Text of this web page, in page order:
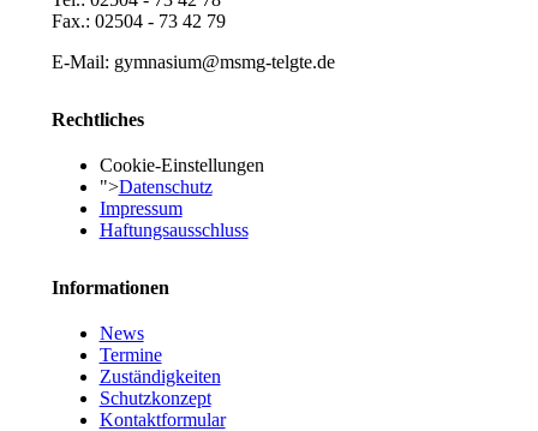
Fax.: 02504 - 73 42 79
E-Mail: gymnasium@msmg-telgte.de
Rechtliches
Cookie-Einstellungen
">Datenschutz
Impressum
Haftungsausschluss
Informationen
News
Termine
Zuständigkeiten
Schutzkonzept
Kontaktformular